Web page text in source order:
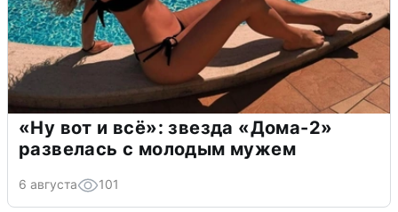
«Ну вот и всё»: звезда «Дома-2»
развелась с молодым мужем
6 августа 101